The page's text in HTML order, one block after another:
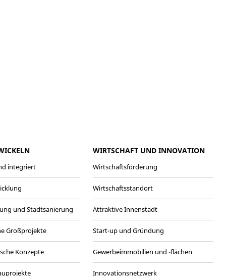
integriert
und Stadtsanierung
Großprojekte
Konzepte
WIRTSCHAFT UND INNOVATION
Wirtschaftsförderung
Wirtschaftsstandort
Attraktive Innenstadt
Start-up und Gründung
Gewerbeimmobilien und -flächen
Innovationsnetzwerk